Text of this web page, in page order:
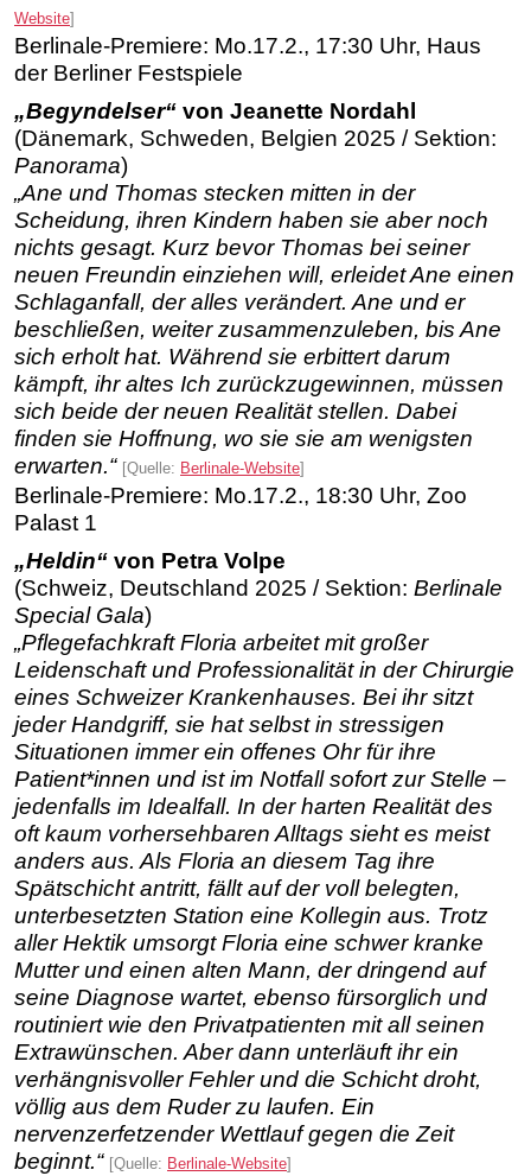
Website]
Berlinale-Premiere: Mo.17.2., 17:30 Uhr, Haus
der Berliner Festspiele
„Begyndelser“ von Jeanette Nordahl
(Dänemark, Schweden, Belgien 2025 / Sektion:
Panorama)
„Ane und Thomas stecken mitten in der
Scheidung, ihren Kindern haben sie aber noch
nichts gesagt. Kurz bevor Thomas bei seiner
neuen Freundin einziehen will, erleidet Ane einen
Schlaganfall, der alles verändert. Ane und er
beschließen, weiter zusammenzuleben, bis Ane
sich erholt hat. Während sie erbittert darum
kämpft, ihr altes Ich zurückzugewinnen, müssen
sich beide der neuen Realität stellen. Dabei
finden sie Hoffnung, wo sie sie am wenigsten
erwarten.“ [Quelle: Berlinale-Website]
Berlinale-Premiere: Mo.17.2., 18:30 Uhr, Zoo
Palast 1
„Heldin“ von Petra Volpe
(Schweiz, Deutschland 2025 / Sektion: Berlinale
Special Gala)
„Pflegefachkraft Floria arbeitet mit großer
Leidenschaft und Professionalität in der Chirurgie
eines Schweizer Krankenhauses. Bei ihr sitzt
jeder Handgriff, sie hat selbst in stressigen
Situationen immer ein offenes Ohr für ihre
Patient*innen und ist im Notfall sofort zur Stelle –
jedenfalls im Idealfall. In der harten Realität des
oft kaum vorhersehbaren Alltags sieht es meist
anders aus. Als Floria an diesem Tag ihre
Spätschicht antritt, fällt auf der voll belegten,
unterbesetzten Station eine Kollegin aus. Trotz
aller Hektik umsorgt Floria eine schwer kranke
Mutter und einen alten Mann, der dringend auf
seine Diagnose wartet, ebenso fürsorglich und
routiniert wie den Privatpatienten mit all seinen
Extrawünschen. Aber dann unterläuft ihr ein
verhängnisvoller Fehler und die Schicht droht,
völlig aus dem Ruder zu laufen. Ein
nervenzerfetzender Wettlauf gegen die Zeit
beginnt.“ [Quelle: Berlinale-Website]